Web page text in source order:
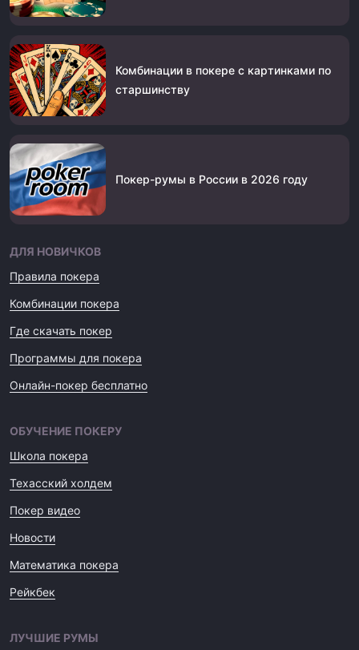
Комбинации в покере с картинками по
старшинству
Покер-румы в России в 2026 году
ДЛЯ НОВИЧКОВ
Правила покера
Комбинации покера
Где скачать покер
Программы для покера
Онлайн-покер бесплатно
ОБУЧЕНИЕ ПОКЕРУ
Школа покера
Техасский холдем
Покер видео
Новости
Математика покера
Рейкбек
ЛУЧШИЕ РУМЫ